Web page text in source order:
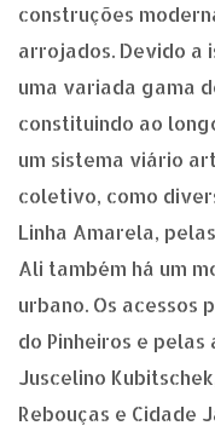
construções
arrojados. Devido a
uma variada gama
constituindo ao
um sistema viário
coletivo, como
Linha Amarela,
Ali também há um
urbano. Os acessos
do Pinheiros e
Juscelino
Rebouças e Cidade